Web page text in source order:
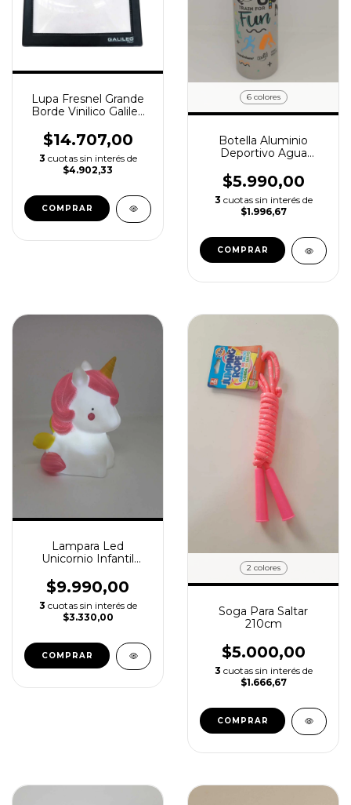
Lupa Fresnel Grande
Borde Vinilico Galileo
$14.707,00
3 cuotas sin interés de
$4.902,33
6 colores
Botella Aluminio
Deportivo Agua
$5.990,00
3 cuotas sin interés de
$1.996,67
COMPRAR
Lampara Led
Unicornio Infantil
$9.990,00
3 cuotas sin interés de
$3.330,00
2 colores
Soga Para Saltar
210cm
$5.000,00
3 cuotas sin interés de
$1.666,67
COMPRAR